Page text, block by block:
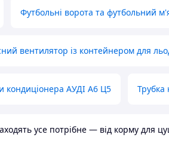
Футбольні ворота та футбольний
вентилятор із контейнером для
кондиціонера АУДІ А6 Ц5 Трубка
усе потрібне — від корму для